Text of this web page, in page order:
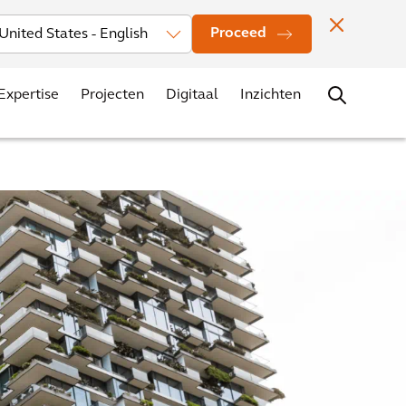
Proceed
Nieuws Evenementen Vestigingen Contact
Projecten Digitaal Inzichten